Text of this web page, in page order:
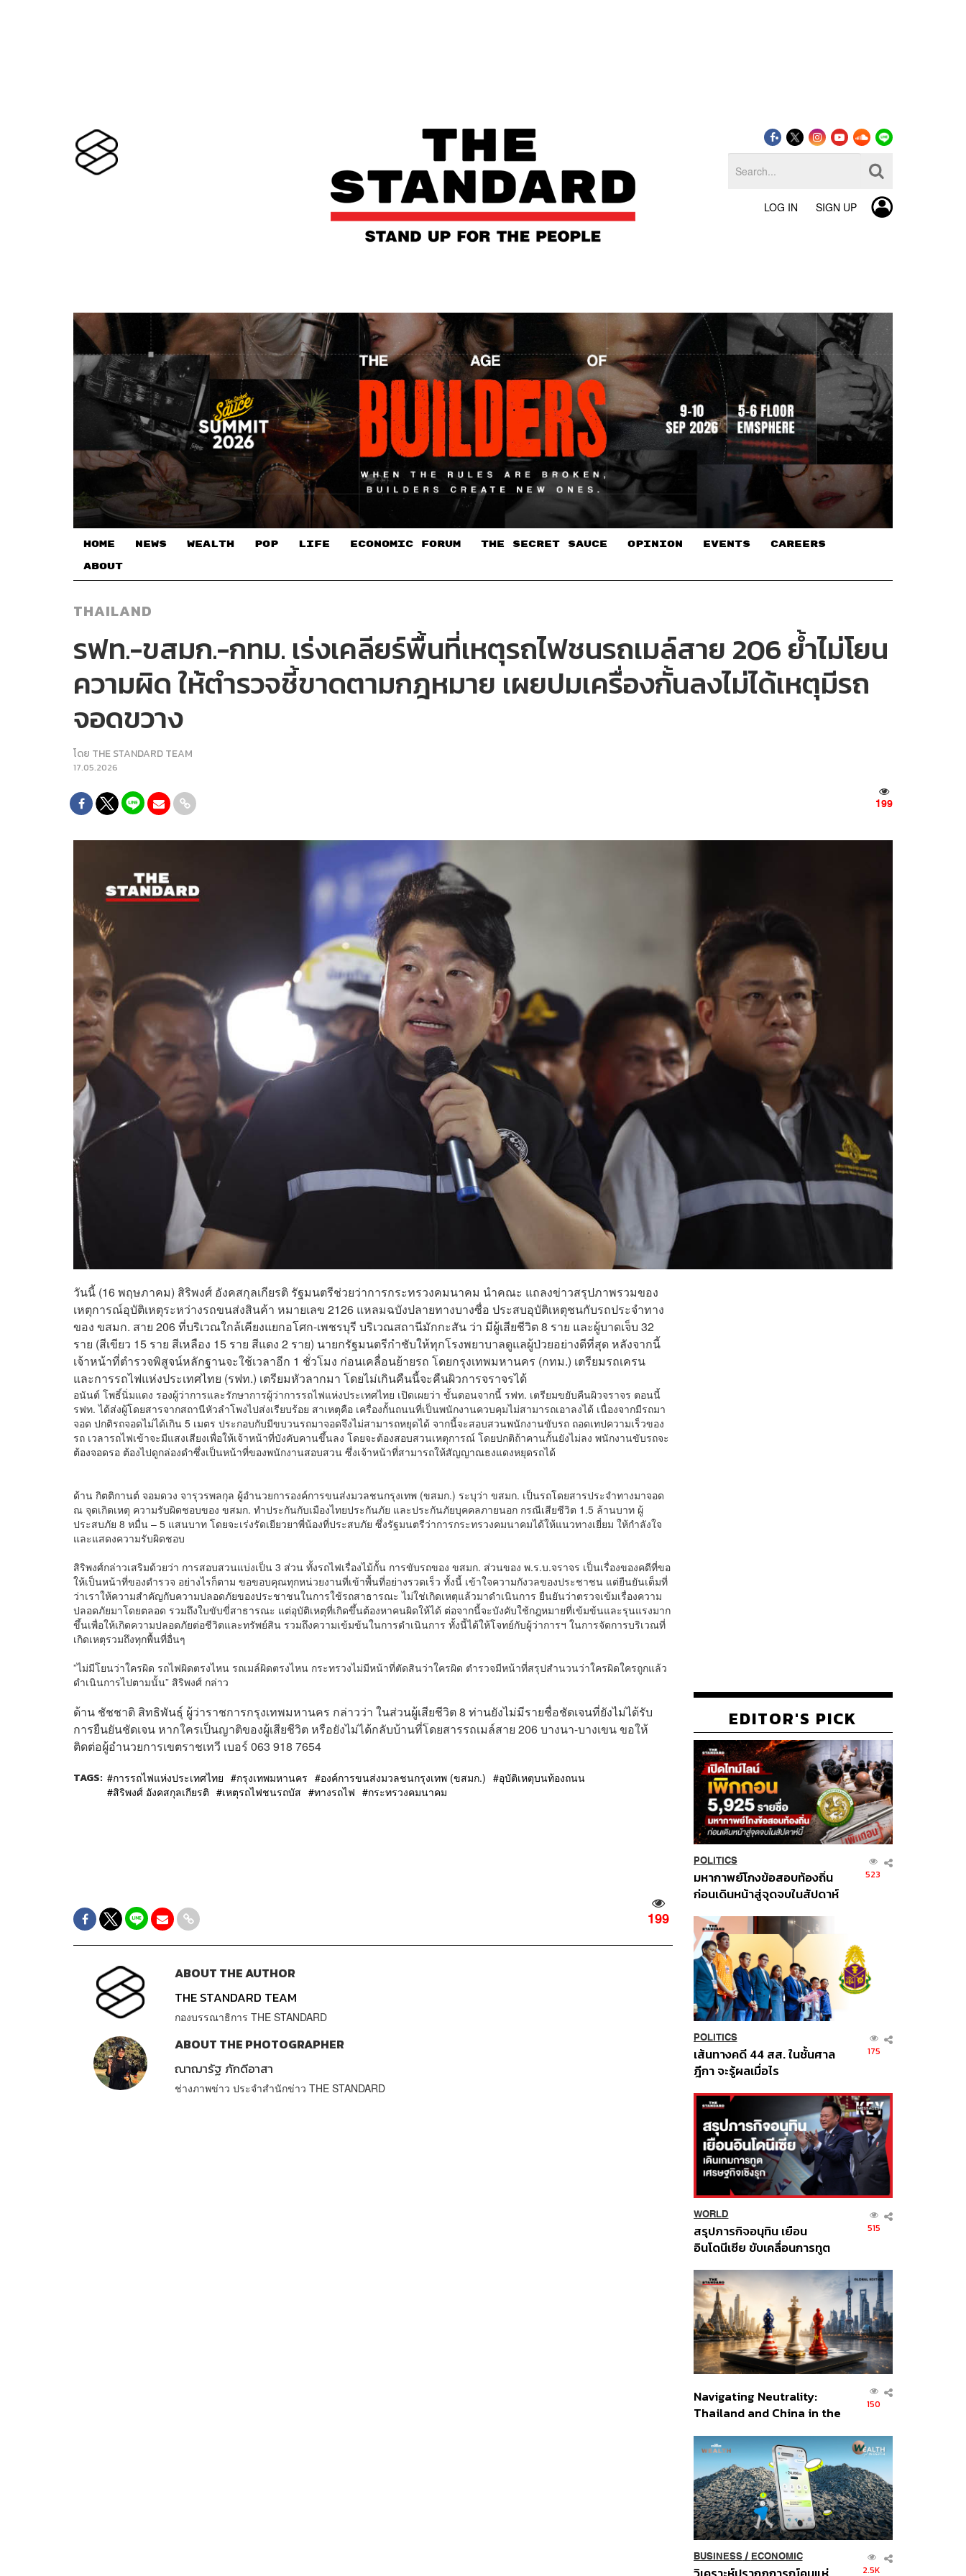
LOG IN SIGN UP
HOME NEWS WEALTH POP LIFE ECONOMIC FORUM THE SECRET SAUCE​ OPINION EVENTS CAREERS
ABOUT
THAILAND
รฟท.-ขสมก.-กทม. เร่งเคลียร์พื้นที่เหตุรถไฟชนรถเมล์สาย 206 ย้ำไม่โยน
ความผิด ให้ตำรวจชี้ขาดตามกฎหมาย เผยปมเครื่องกั้นลงไม่ได้เหตุมีรถ
จอดขวาง
โดย THE STANDARD TEAM
17.05.2026
199
วันนี้ (16 พฤษภาคม) สิริพงศ์ อังคสกุลเกียรติ รัฐมนตรีช่วยว่าการกระทรวงคมนาคม นำคณะ แถลงข่าวสรุปภาพรวมของ
เหตุการณ์อุบัติเหตุระหว่างรถขนส่งสินค้า หมายเลข 2126 แหลมฉบังปลายทางบางซื่อ ประสบอุบัติเหตุชนกับรถประจำทาง
ของ ขสมก. สาย 206 ที่บริเวณใกล้เคียงแยกอโศก-เพชรบุรี บริเวณสถานีมักกะสัน ว่า มีผู้เสียชีวิต 8 ราย และผู้บาดเจ็บ 32
ราย (สีเขียว 15 ราย สีเหลือง 15 ราย สีแดง 2 ราย) นายกรัฐมนตรีกำชับให้ทุกโรงพยาบาลดูแลผู้ป่วยอย่างดีที่สุด หลังจากนี้
เจ้าหน้าที่ตำรวจพิสูจน์หลักฐานจะใช้เวลาอีก 1 ชั่วโมง ก่อนเคลื่อนย้ายรถ โดยกรุงเทพมหานคร (กทม.) เตรียมรถเครน
และการรถไฟแห่งประเทศไทย (รฟท.) เตรียมหัวลากมา โดยไม่เกินคืนนี้จะคืนผิวการจราจรได้
อนันต์ โพธิ์นิ่มแดง รองผู้ว่าการและรักษาการผู้ว่าการรถไฟแห่งประเทศไทย เปิดเผยว่า ขั้นตอนจากนี้ รฟท. เตรียมขยับคืนผิวจราจร ตอนนี้
รฟท. ได้ส่งผู้โดยสารจากสถานีหัวลำโพงไปส่งเรียบร้อย สาเหตุคือ เครื่องกั้นถนนที่เป็นพนักงานควบคุมไม่สามารถเอาลงได้ เนื่องจากมีรถมา
จอด ปกติรถจอดไม่ได้เกิน 5 เมตร ประกอบกับมีขบวนรถมาจอดจึงไม่สามารถหยุดได้ จากนี้จะสอบสวนพนักงานขับรถ ถอดเทปความเร็วของ
รถ เวลารถไฟเข้าจะมีแสงเสียงเพื่อให้เจ้าหน้าที่บังคับคานขึ้นลง โดยจะต้องสอบสวนเหตุการณ์ โดยปกติถ้าคานกั้นยังไม่ลง พนักงานขับรถจะ
ต้องจอดรอ ต้องไปดูกล่องดำซึ่งเป็นหน้าที่ของพนักงานสอบสวน ซึ่งเจ้าหน้าที่สามารถให้สัญญาณธงแดงหยุดรถได้
ด้าน กิตติกานต์ จอมดวง จารุวรพลกุล ผู้อำนวยการองค์การขนส่งมวลชนกรุงเทพ (ขสมก.) ระบุว่า ขสมก. เป็นรถโดยสารประจำทางมาจอด
ณ จุดเกิดเหตุ ความรับผิดชอบของ ขสมก. ทำประกันกับเมืองไทยประกันภัย และประกันภัยบุคคลภายนอก กรณีเสียชีวิต 1.5 ล้านบาท ผู้
ประสบภัย 8 หมื่น – 5 แสนบาท โดยจะเร่งรัดเยียวยาพี่น้องที่ประสบภัย ซึ่งรัฐมนตรีว่าการกระทรวงคมนาคมได้ให้แนวทางเยี่ยม ให้กำลังใจ
และแสดงความรับผิดชอบ
สิริพงศ์กล่าวเสริมด้วยว่า การสอบสวนแบ่งเป็น 3 ส่วน ทั้งรถไฟเรื่องไม้กั้น การขับรถของ ขสมก. ส่วนของ พ.ร.บ.จราจร เป็นเรื่องของคดีที่ขอ
ให้เป็นหน้าที่ของตำรวจ อย่างไรก็ตาม ขอขอบคุณทุกหน่วยงานที่เข้าพื้นที่อย่างรวดเร็ว ทั้งนี้ เข้าใจความกังวลของประชาชน แต่ยืนยันเต็มที่
ว่าเราให้ความสำคัญกับความปลอดภัยของประชาชนในการใช้รถสาธารณะ ไม่ใช่เกิดเหตุแล้วมาดำเนินการ ยืนยันว่าตรวจเข้มเรื่องความ
ปลอดภัยมาโดยตลอด รวมถึงใบขับขี่สาธารณะ แต่อุบัติเหตุที่เกิดขึ้นต้องหาคนผิดให้ได้ ต่อจากนี้จะบังคับใช้กฎหมายที่เข้มข้นและรุนแรงมาก
ขึ้นเพื่อให้เกิดความปลอดภัยต่อชีวิตและทรัพย์สิน รวมถึงความเข้มข้นในการดำเนินการ ทั้งนี้ได้ให้โจทย์กับผู้ว่าการฯ ในการจัดการบริเวณที่
เกิดเหตุรวมถึงทุกพื้นที่อื่นๆ
​”ไม่มีโยนว่าใครผิด รถไฟผิดตรงไหน รถเมล์ผิดตรงไหน กระทรวงไม่มีหน้าที่ตัดสินว่าใครผิด ตำรวจมีหน้าที่สรุปสำนวนว่าใครผิดใครถูกแล้ว
ดำเนินการไปตามนั้น” สิริพงศ์ กล่าว
​ด้าน ชัชชาติ สิทธิพันธุ์ ผู้ว่าราชการกรุงเทพมหานคร กล่าวว่า ในส่วนผู้เสียชีวิต 8 ท่านยังไม่มีรายชื่อชัดเจนที่ยังไม่ได้รับ
การยืนยันชัดเจน หากใครเป็นญาติของผู้เสียชีวิต หรือยังไม่ได้กลับบ้านที่โดยสารรถเมล์สาย 206 บางนา-บางเขน ขอให้
ติดต่อผู้อำนวยการเขตราชเทวี เบอร์ 063 918 7654
TAGS: การรถไฟแห่งประเทศไทย กรุงเทพมหานคร องค์การขนส่งมวลชนกรุงเทพ (ขสมก.)
อุบัติเหตุบนท้องถนน
สิริพงศ์ อังคสกุลเกียรติ
เหตุรถไฟชนรถบัส ทางรถไฟ กระทรวงคมนาคม
199
ABOUT THE AUTHOR
THE STANDARD TEAM
กองบรรณาธิการ THE STANDARD
ABOUT THE PHOTOGRAPHER
ณาฌารัฐ ภักดีอาสา
ช่างภาพข่าว ประจำสำนักข่าว THE STANDARD
EDITOR'S PICK
POLITICS
มหากาพย์โกงข้อสอบท้องถิ่น
ก่อนเดินหน้าสู่จุดจบในสัปดาห์
523
POLITICS
เส้นทางคดี 44 สส. ในชั้นศาล
ฎีกา จะรู้ผลเมื่อไร
175
WORLD
สรุปภารกิจอนุทิน เยือน
อินโดนีเซีย ขับเคลื่อนการทูต
ส่วนยุทธศาสตร์ไทย –
อินโดนีเซีย
515
Navigating Neutrality:
Thailand and China in the
Order
150
BUSINESS/ ECONOMIC
2.5K